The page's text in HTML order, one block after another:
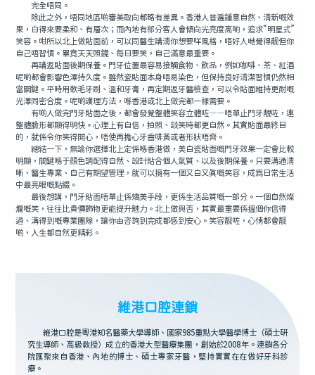
完全唔同。
除此之外，唔同地區啲審美取向都略有差異。香港人普遍鍾意自然、清新嘅效
果，白得來要柔和、有層次；而內地有部分客人會傾向光亮度高啲，追求“明星式”
笑容。咁所以北上做貼面前，可以同醫生講清你想要咩風格，唔好人哋覺得靓但你
自己唔習慣。畢竟天天照鏡、每日要笑，自己滿意最重要。
再講返貼面後期保養。門牙位置最容易接觸食物、飲品，例如咖啡、茶、紅酒
呢啲都會影響色澤持久度。雖然瓷貼面本身唔易染色，但保持良好清潔習慣仍然相
當關鍵。平時用軟毛牙刷、溫和牙膏，再定期返牙醫檢查，可以令貼面維持更耐嘅
光澤同密合度。呢啲護理方法，喺香港或北上做完都一樣需要。
有啲人做完門牙貼面之後，都會發覺整體笑容立體咗——唔單止門牙靚咗，連
整體臉形都顯得明快。心理上有自信，拍照、談笑時都更自然。其實貼面最終目
的，就係令你笑得開心，唔使再擔心牙齒啡黃或者形狀唔齊。
總結一下，無論你選擇北上定係喺香港做，美白瓷貼面嘅門牙效果一定會比較
明顯，關鍵喺于顔色調配得自然、設計貼合個人氣質、以及後期保養。只要溝通清
晰、醫生專業、自己有期望管理，就可以擁有一個又白又真嘅笑容，成爲日常生活
中最亮眼嘅點綴。
最後想講，門牙貼面唔單止係矯美手段，更係生活品質嘅一部分。一個自然燦
爛嘅笑，往往比貴價飾物更能提升魅力。北上做與否，其實最重要係搵個你信得
過、溝得到嘅專業團隊，讓你由咨詢到完成都感到安心。笑容靓咗，心情都會靓
啲，人生都自然更精彩。
維港口腔連鎖
維港口腔是粵港知名醫藥大學導師、國家985重點大學醫學博士（碩士研
究生導師、高級教授）成立的香港大型醫療集團，創始於2008年。連鎖各分
院匯聚來自香港、內地的博士、碩士專家牙醫，堅持實實在在做好牙科診
療。